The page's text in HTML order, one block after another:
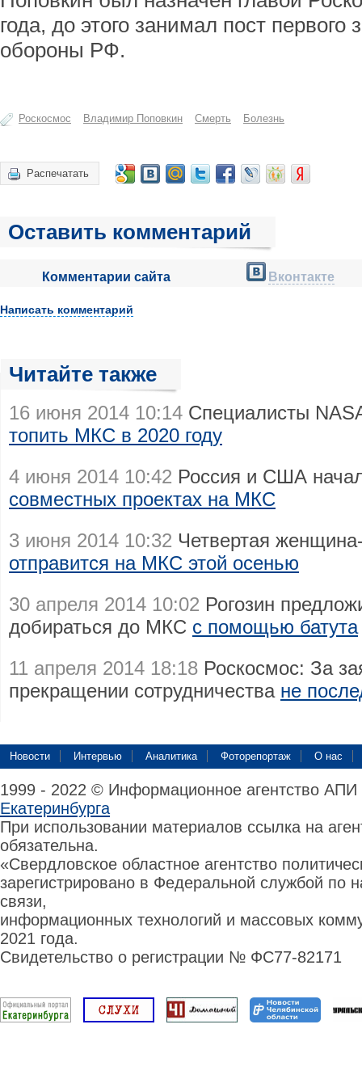
года, до этого занимал пост
обороны РФ.
Роскосмос Владимир Поповкин Смерть Болезнь
Распечатать
Оставить комментарий
Комментарии сайта Вконтакте
Написать комментарий
Читайте также
16 июня 2014 10:14 Специалисты
топить МКС в 2020 году
4 июня 2014 10:42 Россия и США
совместных проектах на МКС
3 июня 2014 10:32 Четвертая
отправится на МКС этой осенью
30 апреля 2014 10:02 Рогозин
добираться до МКС с помощью батута
11 апреля 2014 18:18 Роскосмос: За
прекращении сотрудничества не
Новости Интервью Аналитика Фоторепортаж О нас
1999 - 2022 © Информационное агентство
Екатеринбурга
При использовании материалов ссылка на
обязательна.
«Свердловское областное агентство
зарегистрировано в Федеральной службой по
связи,
информационных технологий и массовых
2021 года.
Свидетельство о регистрации № ФС77-82171